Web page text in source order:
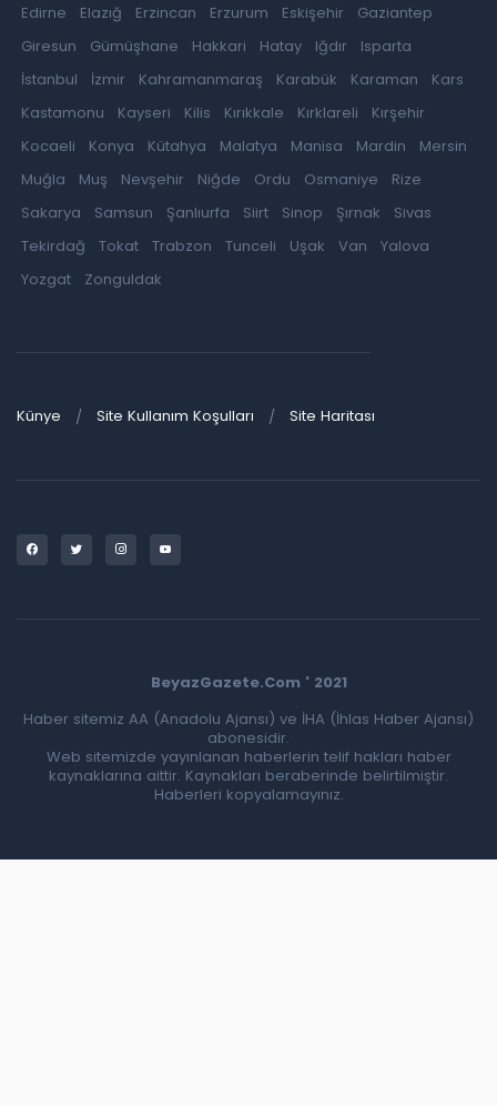
Edirne
Elazığ Erzincan Erzurum Eskişehir
Gaziantep
Giresun
Gümüşhane Hakkari Hatay Iğdır
Isparta
İstanbul
İzmir Kahramanmaraş Karabük Karaman
Kars
Kastamonu
Kayseri Kilis Kırıkkale Kırklareli
Kırşehir
Kocaeli
Konya Kütahya Malatya Manisa Mardin
Mersin
Muğla
Muş Nevşehir Niğde Ordu Osmaniye
Rize
Sakarya
Samsun Şanlıurfa Siirt Sinop Şırnak
Sivas
Tekirdağ
Tokat Trabzon Tunceli Uşak Van
Yalova
Yozgat
Zonguldak
Künye Site Kullanım Koşulları Site Haritası
BeyazGazete.Com ' 2021
Haber sitemiz AA (Anadolu Ajansı) ve İHA (İhlas Haber Ajansı)
abonesidir.
Web sitemizde yayınlanan haberlerin telif hakları haber
kaynaklarına aittir. Kaynakları beraberinde belirtilmiştir.
Haberleri kopyalamayınız.